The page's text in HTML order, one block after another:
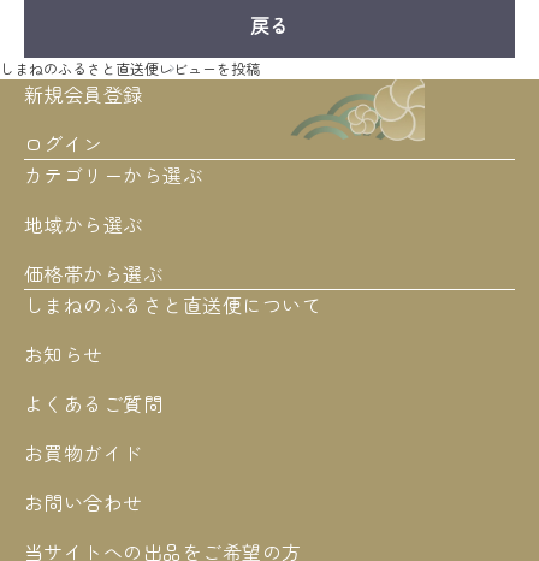
戻る
しまねのふるさと直送便レビューを投稿
カテゴリーから選ぶ
地域から選ぶ
価格帯から選ぶ
新規会員登録
ログイン
しまねのふるさと直送便について
お知らせ
よくあるご質問
お買物ガイド
お問い合わせ
当サイトへの出品をご希望の方